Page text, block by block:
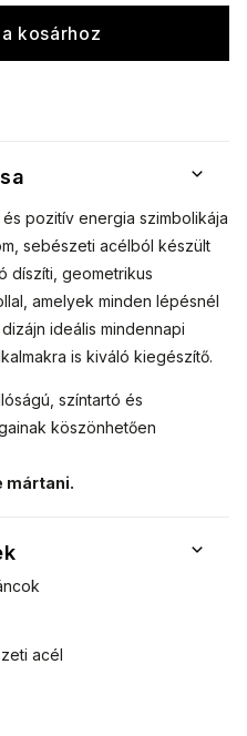
kosárhoz
pozitív energia szimbolikája
sebészeti acélból készült
díszíti, geometrikus
amelyek minden lépésnél
ideális mindennapi
is kiváló kiegészítő.
színtartó és
köszönhetően
mártani.
acél